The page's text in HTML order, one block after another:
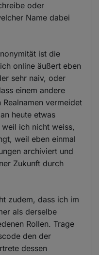
oder
Name dabei
ist die
online äußert eben
sehr naiv, oder
einem andere
vermeidet
heute etwas
ich nicht weiss,
weil eben einmal
archiviert und
Zukunft durch
zudem, dass ich im
als derselbe
Rollen. Trage
den der
dessen